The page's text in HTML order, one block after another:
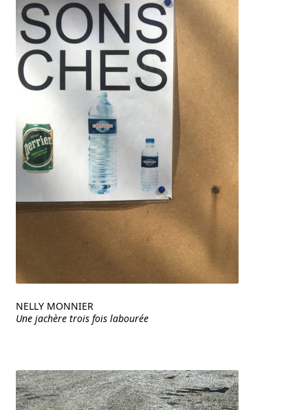
NELLY MONNIER
Une jachère trois fois labourée